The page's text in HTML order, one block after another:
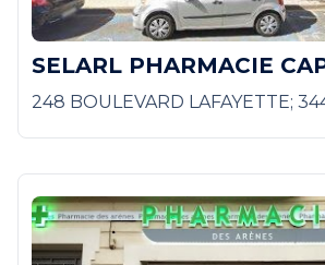
SELARL PHARMACIE
248 BOULEVARD LAFAYETTE;